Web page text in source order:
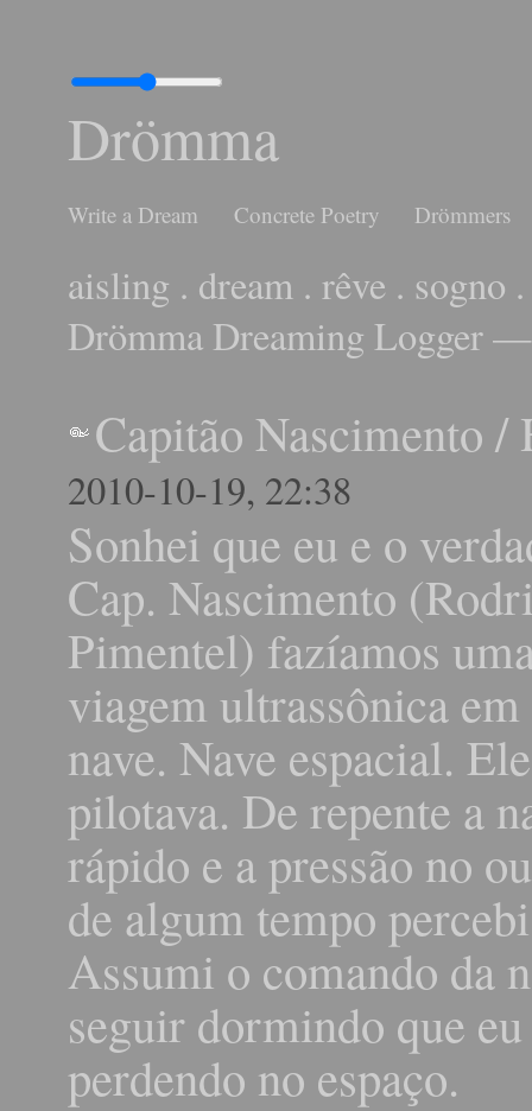
Drömma
Write a Dream Concrete Poetry Drömmers
aisling . dream . rêve . sogno
Drömma Dreaming Logger
Capitão Nascimento /
2010-10-19, 22:38
Sonhei que eu e o
Cap. Nascimento
Pimentel) fazíamos
viagem ultrassônica
nave. Nave espacial. Ele
pilotava. De repente a
rápido e a pressão no
de algum tempo
Assumi o comando da
seguir dormindo que
perdendo no espaço.